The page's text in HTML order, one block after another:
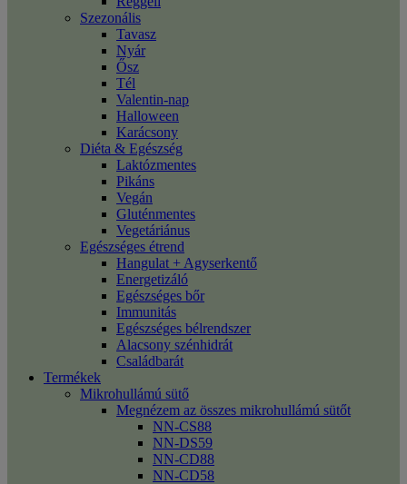
Szezonális
Tavasz
Nyár
Ősz
Tél
Valentin-nap
Halloween
Karácsony
Diéta & Egészség
Laktózmentes
Pikáns
Vegán
Gluténmentes
Vegetáriánus
Egészséges étrend
Hangulat + Agyserkentő
Energetizáló
Egészséges bőr
Immunitás
Egészséges bélrendszer
Alacsony szénhidrát
Családbarát
Termékek
Mikrohullámú sütő
Megnézem az összes mikrohullámú sütőt
NN-CS88
NN-DS59
NN-CD88
NN-CD58